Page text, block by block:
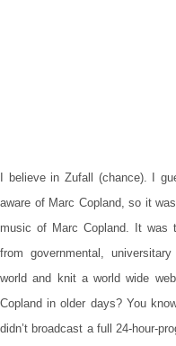
I believe in Zufall (chance). I
aware of Marc Copland, so it
music of Marc Copland. It was
from governmental,
world and knit a world wide
Copland in older days? You
didn’t broadcast a full 24-hour-